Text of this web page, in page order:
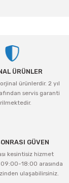
ÜRÜNLER
ürünlerdir. 2 yıl
servis garanti
GÜVEN
kesintisiz hizmet
18:00 arasında
ulaşabilirsiniz.